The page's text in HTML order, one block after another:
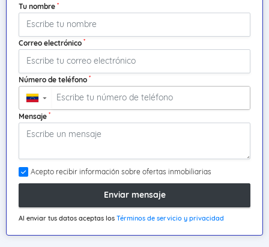
Tu nombre *
Correo electrónico *
Número de teléfono *
▼
Mensaje *
Acepto recibir información sobre ofertas inmobiliarias
Enviar mensaje
Al enviar tus datos aceptas los Términos de servicio y privacidad